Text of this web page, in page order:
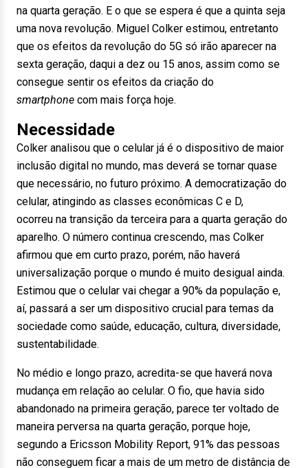
na quarta geração. E o que se espera é que a quinta seja
uma nova revolução. Miguel Colker estimou, entretanto
que os efeitos da revolução do 5G só irão aparecer na
sexta geração, daqui a dez ou 15 anos, assim como se
consegue sentir os efeitos da criação do
smartphone com mais força hoje.
Necessidade
Colker analisou que o celular já é o dispositivo de maior
inclusão digital no mundo, mas deverá se tornar quase
que necessário, no futuro próximo. A democratização do
celular, atingindo as classes econômicas C e D,
ocorreu na transição da terceira para a quarta geração do
aparelho. O número continua crescendo, mas Colker
afirmou que em curto prazo, porém, não haverá
universalização porque o mundo é muito desigual ainda.
Estimou que o celular vai chegar a 90% da população e,
aí, passará a ser um dispositivo crucial para temas da
sociedade como saúde, educação, cultura, diversidade,
sustentabilidade.
No médio e longo prazo, acredita-se que haverá nova
mudança em relação ao celular. O fio, que havia sido
abandonado na primeira geração, parece ter voltado de
maneira perversa na quarta geração, porque hoje,
segundo a Ericsson Mobility Report, 91% das pessoas
não conseguem ficar a mais de um metro de distância de